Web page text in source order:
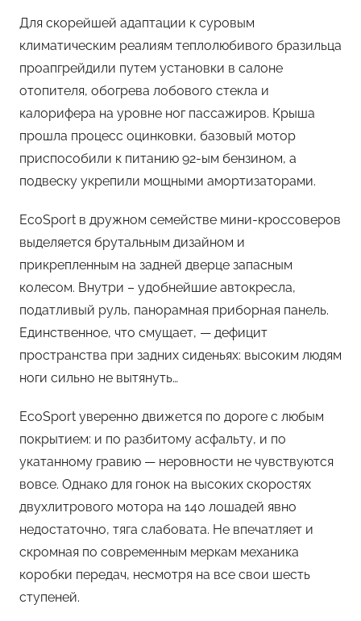
Для скорейшей адаптации к суровым
климатическим реалиям теплолюбивого бразильца
проапгрейдили путем установки в салоне
отопителя, обогрева лобового стекла и
калорифера на уровне ног пассажиров. Крыша
прошла процесс оцинковки, базовый мотор
приспособили к питанию 92-ым бензином, а
подвеску укрепили мощными амортизаторами.
EcoSport в дружном семействе мини-кроссоверов
выделяется брутальным дизайном и
прикрепленным на задней дверце запасным
колесом. Внутри – удобнейшие автокресла,
податливый руль, панорамная приборная панель.
Единственное, что смущает, — дефицит
пространства при задних сиденьях: высоким людям
ноги сильно не вытянуть…
EcoSport уверенно движется по дороге с любым
покрытием: и по разбитому асфальту, и по
укатанному гравию — неровности не чувствуются
вовсе. Однако для гонок на высоких скоростях
двухлитрового мотора на 140 лошадей явно
недостаточно, тяга слабовата. Не впечатляет и
скромная по современным меркам механика
коробки передач, несмотря на все свои шесть
ступеней.